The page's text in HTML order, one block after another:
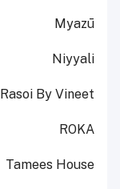
Myazū
Niyyali
Rasoi By Vineet
ROKA
Tamees House